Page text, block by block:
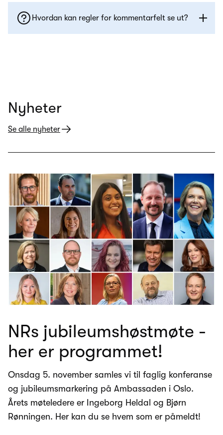
Hvordan kan regler for kommentarfelt se ut?
Nyheter
Se alle nyheter
NRs jubileumshøstmøte -
her er programmet!
Onsdag 5. november samles vi til faglig konferanse
og jubileumsmarkering på Ambassaden i Oslo.
Årets møteledere er Ingeborg Heldal og Bjørn
Rønningen. Her kan du se hvem som er påmeldt!